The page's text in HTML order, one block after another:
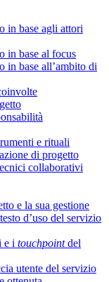
in base agli attori
in base al focus
in base all’ambito di
e rituali
di progetto
collaborativi
e la sua gestione
d’uso del servizio
e i touchpointdel
utente del servizio